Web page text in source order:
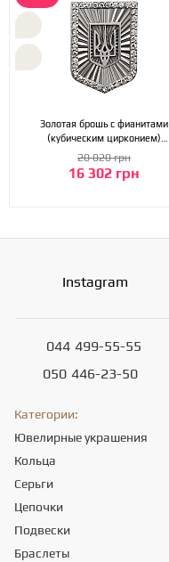
Золотая брошь с фианитами
(кубическим цирконием)
(2знч-001)
16 302 грн
20 020 грн
Instagram
044 499-55-55
050 446-23-50
Категории:
Ювелирные украшения
Кольца
Серьги
Цепочки
Подвески
Браслеты